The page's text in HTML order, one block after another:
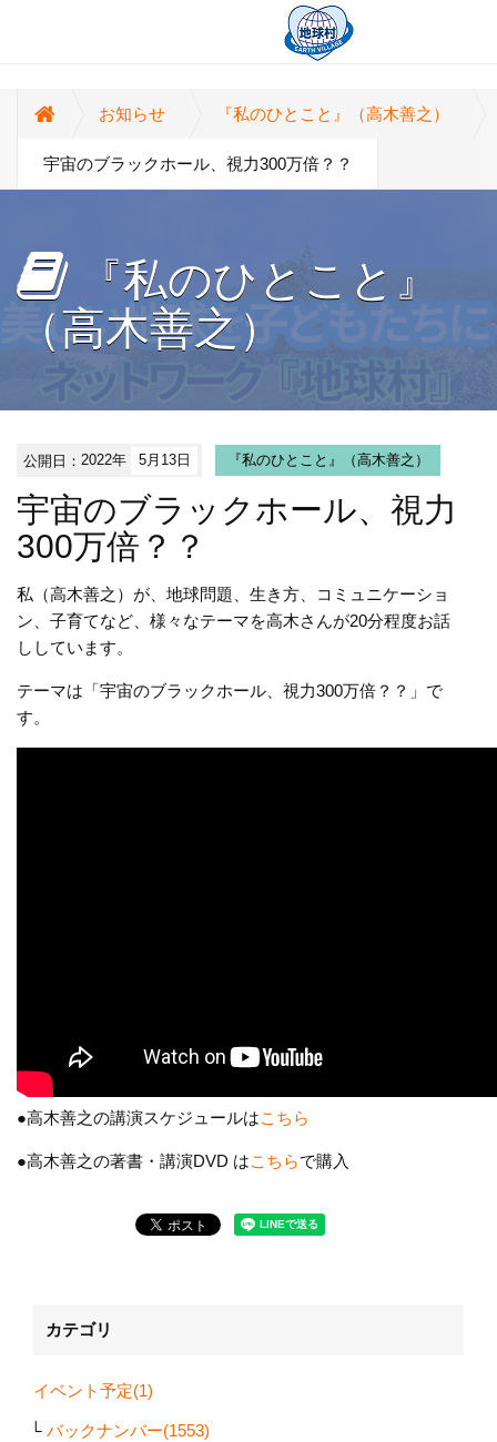
お知らせ 『私のひとこと』（高木善之）
宇宙のブラックホール、視力300万倍？？
『私のひとこと』
（高木善之）
公開日：2022年 5月13日 『私のひとこと』（高木善之）
宇宙のブラックホール、視力
300万倍？？
私（高木善之）が、地球問題、生き方、コミュニケーショ
ン、子育てなど、様々なテーマを高木さんが20分程度お話
ししています。
テーマは「宇宙のブラックホール、視力300万倍？？」で
す。
●高木善之の講演スケジュールはこちら
●高木善之の著書・講演DVD はこちらで購入
カテゴリ
イベント予定(1)
バックナンバー(1553)